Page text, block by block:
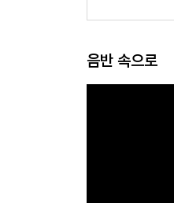
음반 속으로